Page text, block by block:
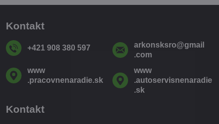
Kontakt
+421 908 380 597
arkonsksro​@gmail​
.com
www​
.pracovnenaradie​.sk
www​
.autoservisnenaradie​
.sk
Kontakt